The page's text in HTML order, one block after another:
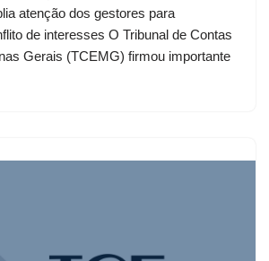
atenção dos gestores para
de interesses O Tribunal de Contas
Gerais (TCEMG) firmou importante